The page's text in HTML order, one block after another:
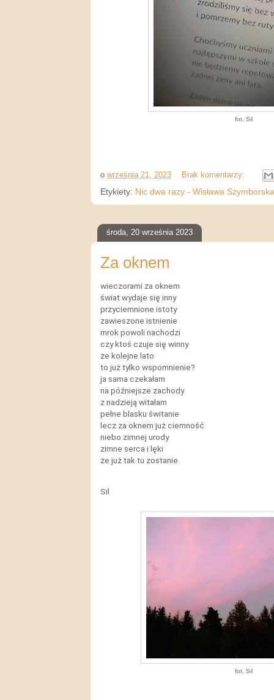
fot. Sil
o września 21, 2023
Brak komentarzy:
Etykiety: Nic dwa razy - Wisława Szymborska
środa, 20 września 2023
Za oknem
wieczorami za oknem
świat wydaje się inny
przyciemnione istoty
zawieszone istnienie
mrok powoli nachodzi
czy ktoś czuje się winny
że kolejne lato
to już tylko wspomnienie?
ja sama czekałam
na późniejsze zachody
z nadzieją witałam
pełne blasku świtanie
lecz za oknem już ciemność
niebo zimnej urody
zimne serca i lęki
że już tak tu zostanie
Sil
fot. Sil